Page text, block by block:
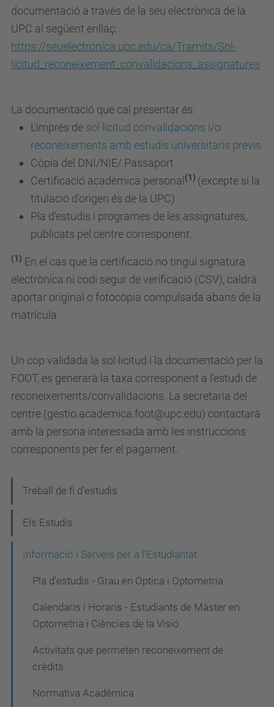
documentació a través de la seu electrònica de la
UPC al següent enllaç:
https://seuelectronica.upc.edu/ca/Tramits/Sol-
licitud_reconeixement_convalidacions_assignatures
La documentació que cal presentar és:
L'imprès de sol·licitud convalidacions i/o
reconeixements amb estudis universitaris previs
Còpia del DNI/NIE/ Passaport
Certificació acadèmica personal (1) (excepte si la
titulació d'origen és de la UPC)
Pla d'estudis i programes de les assignatures,
publicats pel centre corresponent.
(1) En el cas que la certificació no tingui signatura
electrònica ni codi segur de verificació (CSV), caldrà
aportar original o fotocòpia compulsada abans de la
matrícula.
Un cop validada la sol·licitud i la documentació per la
FOOT, es generarà la taxa corresponent a l’estudi de
reconeixements/convalidacions. La secretaria del
centre (gestio.academica.foot@upc.edu) contactarà
amb la persona interessada amb les instruccions
corresponents per fer el pagament.
a
v
Treball de fi d'estudis
Els Estudis
Informació i Serveis per a l'Estudiantat
Pla d'estudis - Grau en Òptica i Optometria
Calendaris i Horaris - Estudiants de Màster en
Optometria i Ciències de la Visió
Activitats que permeten reconeixement de
crèdits
Normativa Acadèmica